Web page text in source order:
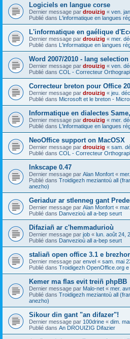
Logiciels en langue corse
Dernier message par drouizig « ven.
Publié dans L'informatique en langues
L'informatique en gaélique
Dernier message par drouizig « mer.
Publié dans L'informatique en langues
Word 2007/2010 - lang
Dernier message par drouizig « ven.
Publié dans COL - Correcteur
Correcteur breton pour Office
Dernier message par drouizig « jeu.
Publié dans Microsoft et le breton -
Informatique en dialectes
Dernier message par drouizig « mer.
Publié dans L'informatique en langues
NeoOffice support on MacOSX
Dernier message par drouizig « sam.
Publié dans COL - Correcteur
Inkscape 0.47
Dernier message par Alan Monfort «
Publié dans Troidigezh meziantoù all
anezho)
Geriadur ar stlenneg gant
Dernier message par Alan Monfort «
Publié dans Danvezioù all a-bep seurt
Difaziañ ar c'hemmadurioù
Dernier message par job « lun. août 24,
Publié dans Danvezioù all a-bep seurt
staliañ open office 3.1 e
Dernier message par envel « sam. mai
Publié dans Troidigezh OpenOffice.org
Kemer ma flas evit treiñ phpBB
Dernier message par Malo-net « mer.
Publié dans Troidigezh meziantoù all
anezho)
Sikour din gant "an difazer"!
Dernier message par 100drine « dim.
Publié dans An DROUIZIG Difazier